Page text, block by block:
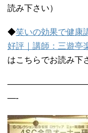
読み下さい）
◆笑いの効果で健康
好評｜講師：三遊亭
はこちらでお読み下
—-